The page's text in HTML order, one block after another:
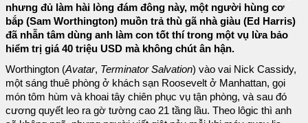
nhưng đủ làm hài lòng đám đông này, một người hùng cơ
bắp (Sam Worthington) muồn trả thù gã nhà giàu (Ed Harris)
đã nhẫn tâm dùng anh làm con tốt thí trong một vụ lừa bảo
hiểm trị giá 40 triệu USD mà không chút ân hận.
Worthington (Avatar, Terminator Salvation) vào vai Nick Cassidy,
một sáng thuê phòng ở khách sạn Roosevelt ở Manhattan, gọi
món tôm hùm và khoai tây chiên phục vụ tận phòng, và sau đó
cương quyết leo ra gờ tường cao 21 tầng lầu. Theo lôgic thì anh